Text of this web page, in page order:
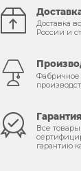
Доставка
России и
Фабричное
Гарантия
Все товары
гарантию